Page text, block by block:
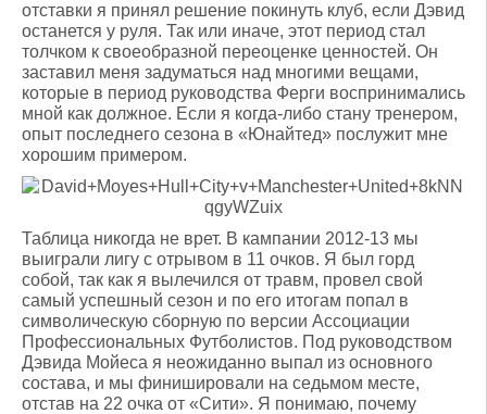
отставки я принял решение покинуть клуб, если Дэвид
останется у руля. Так или иначе, этот период стал
толчком к своеобразной переоценке ценностей. Он
заставил меня задуматься над многими вещами,
которые в период руководства Ферги воспринимались
мной как должное. Если я когда-либо стану тренером,
опыт последнего сезона в «Юнайтед» послужит мне
хорошим примером.
Таблица никогда не врет. В кампании 2012-13 мы
выиграли лигу с отрывом в 11 очков. Я был горд
собой, так как я вылечился от травм, провел свой
самый успешный сезон и по его итогам попал в
символическую сборную по версии Ассоциации
Профессиональных Футболистов. Под руководством
Дэвида Мойеса я неожиданно выпал из основного
состава, и мы финишировали на седьмом месте,
отстав на 22 очка от «Сити». Я понимаю, почему